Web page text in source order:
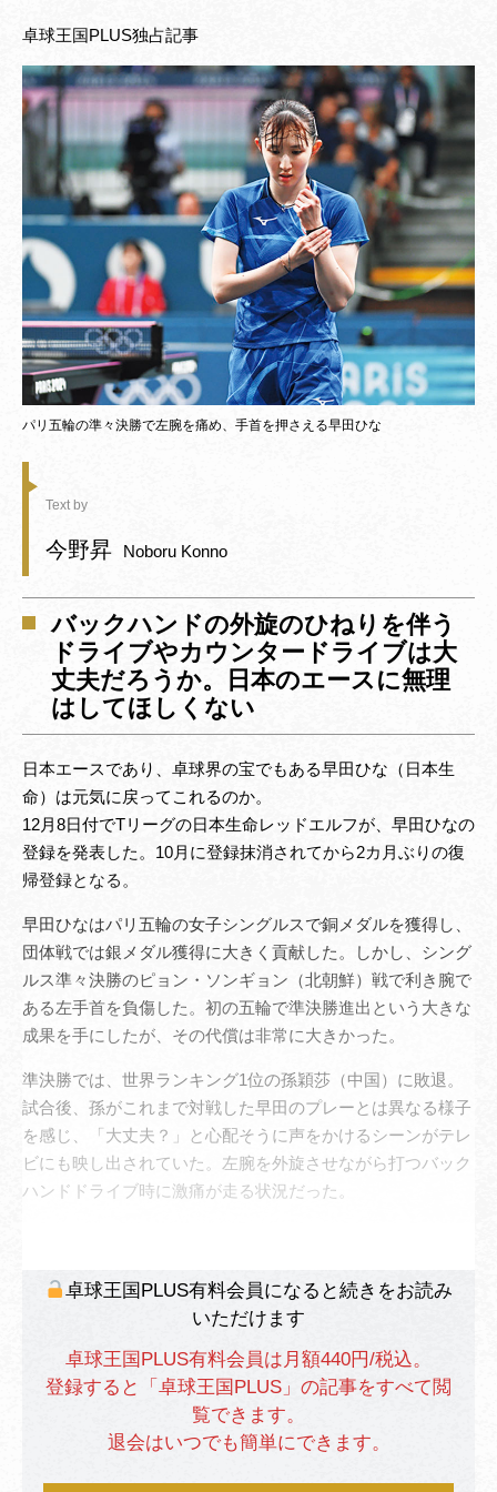
卓球王国PLUS独占記事
パリ五輪の準々決勝で左腕を痛め、手首を押さえる早田ひな
Text by
今野昇 Noboru Konno
バックハンドの外旋のひねりを伴う
ドライブやカウンタードライブは大
丈夫だろうか。日本のエースに無理
はしてほしくない
日本エースであり、卓球界の宝でもある早田ひな（日本生
命）は元気に戻ってこれるのか。
12月8日付でTリーグの日本生命レッドエルフが、早田ひなの
登録を発表した。10月に登録抹消されてから2カ月ぶりの復
帰登録となる。
早田ひなはパリ五輪の女子シングルスで銅メダルを獲得し、
団体戦では銀メダル獲得に大きく貢献した。しかし、シング
ルス準々決勝のピョン・ソンギョン（北朝鮮）戦で利き腕で
ある左手首を負傷した。初の五輪で準決勝進出という大きな
成果を手にしたが、その代償は非常に大きかった。
準決勝では、世界ランキング1位の孫穎莎（中国）に敗退。
試合後、孫がこれまで対戦した早田のプレーとは異なる様子
を感じ、「大丈夫？」と心配そうに声をかけるシーンがテレ
ビにも映し出されていた。左腕を外旋させながら打つバック
ハンドドライブ時に激痛が走る状況だった。
卓球王国PLUS有料会員になると続きをお読み
いただけます
卓球王国PLUS有料会員は月額440円/税込。
登録すると「卓球王国PLUS」の記事をすべて閲
覧できます。
退会はいつでも簡単にできます。